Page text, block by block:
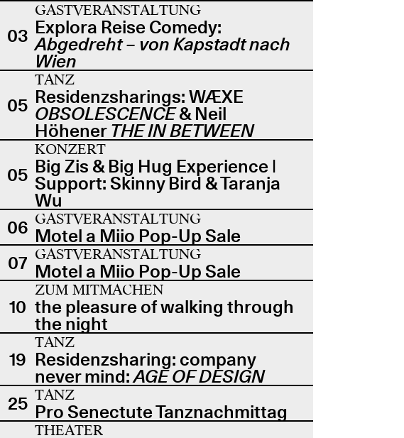
03
GASTVERANSTALTUNG
Explora Reise Comedy:
Abgedreht – von Kapstadt nach
Wien
05
TANZ
Residenzsharings: WÆXE
OBSOLESCENCE& Neil
Höhener THE IN BETWEEN
05
KONZERT
Big Zis & Big Hug Experience |
Support: Skinny Bird & Taranja
Wu
06 GASTVERANSTALTUNG
Motel a Miio Pop-Up Sale
07 GASTVERANSTALTUNG
Motel a Miio Pop-Up Sale
10
ZUM MITMACHEN
the pleasure of walking through
the night
19
TANZ
Residenzsharing: company
never mind:AGE OF DESIGN
25 TANZ
Pro Senectute Tanznachmittag
THEATER